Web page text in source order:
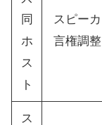
同
ホ
ス
ト
スピー
言権調
ス